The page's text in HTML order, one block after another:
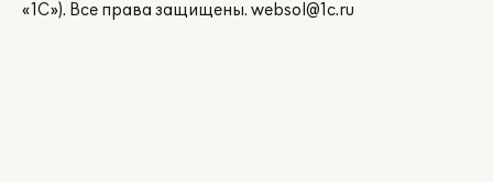
«1С»). Все права защищены. websol@1c.ru